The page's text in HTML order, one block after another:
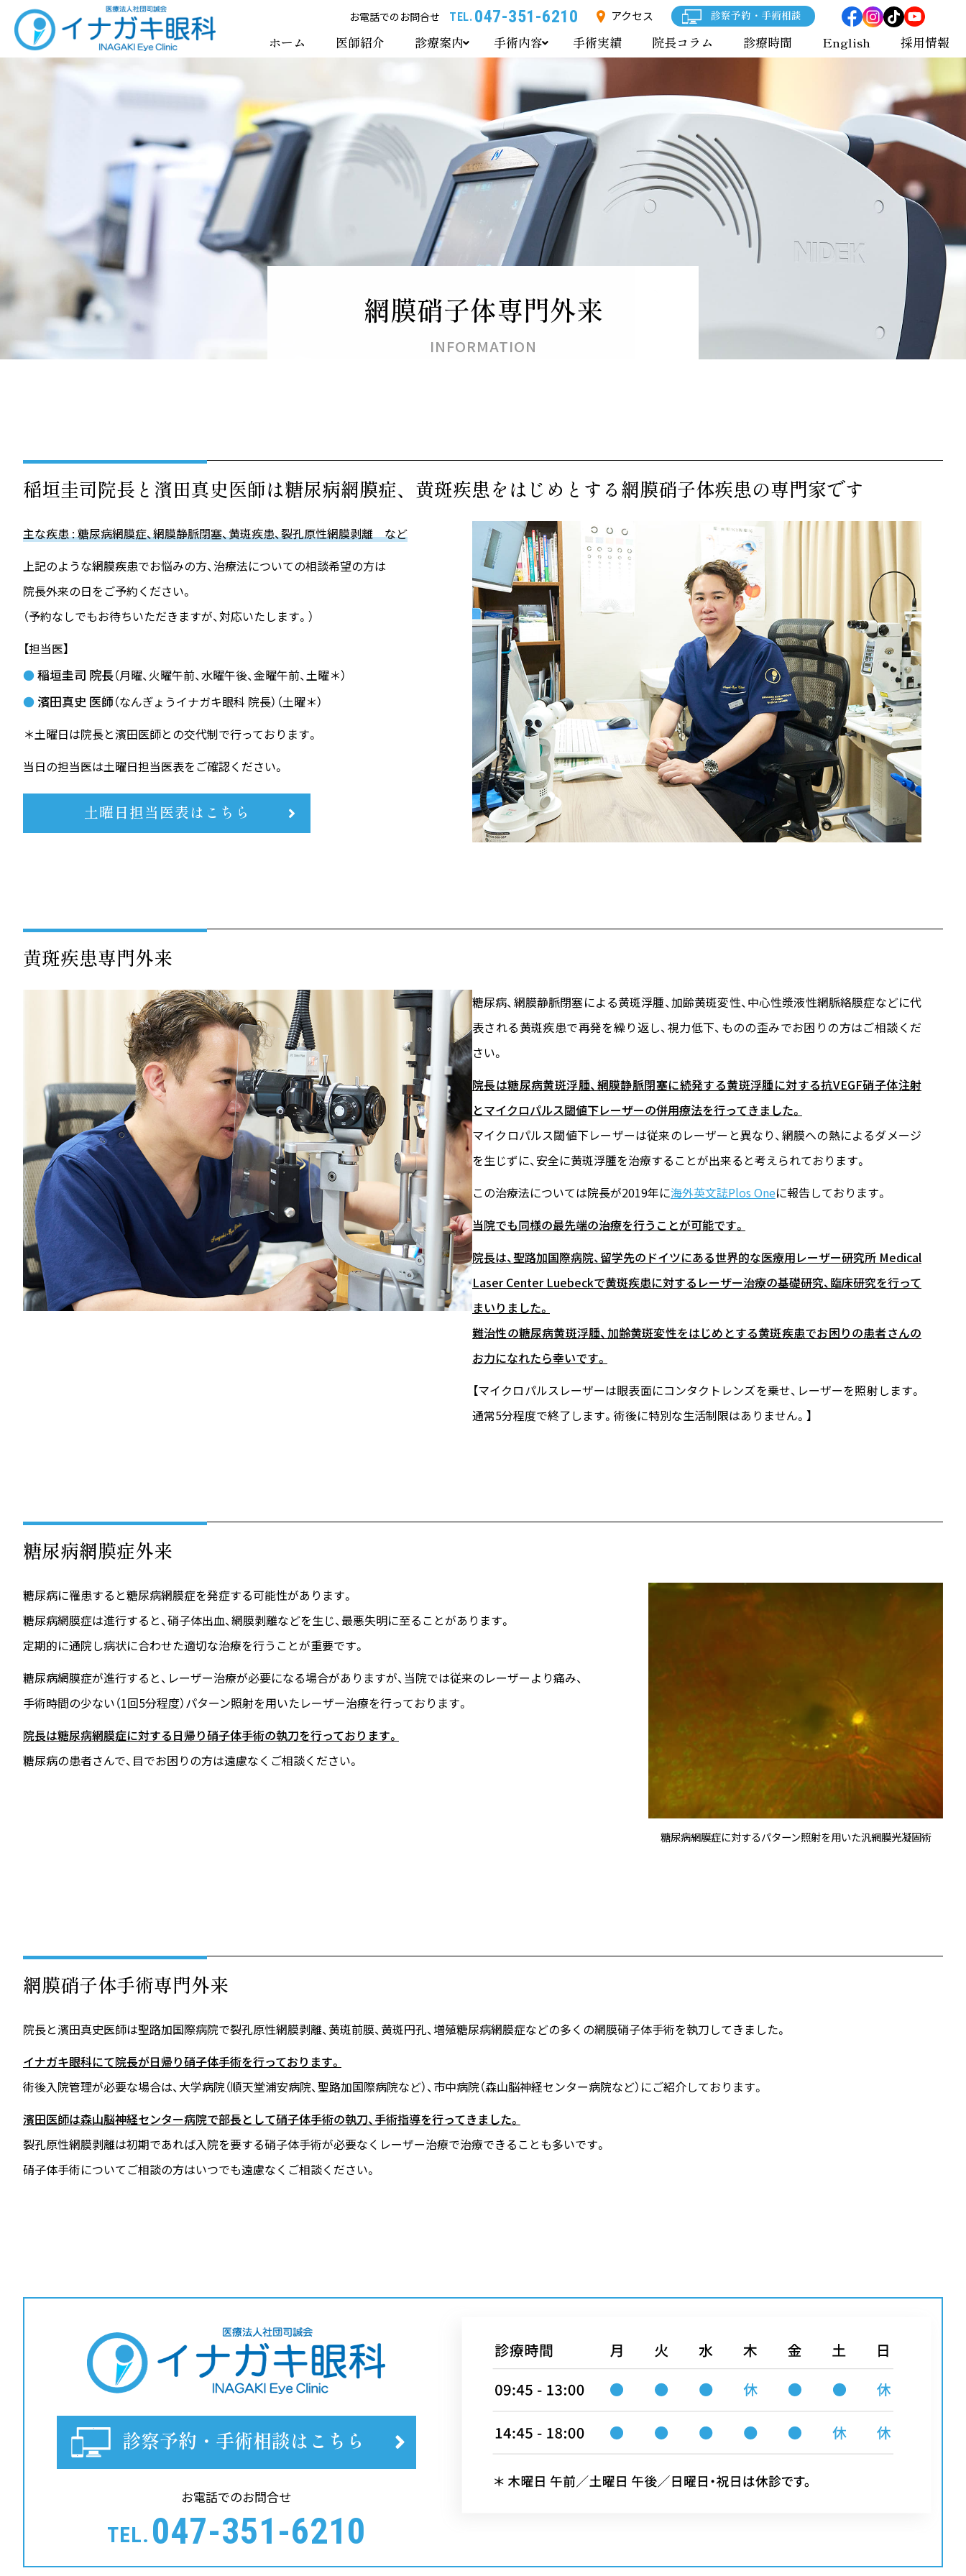
イナガキ眼科 お電話でのお問合せ TEL. 047-351-6210 アクセス 診察予約・手術相談
ホーム 医師紹介 診療案内
緑内障専門外来
小児眼科
手術内容
IPLレーザー治療
低侵襲レーザー治療
眼瞼手術
眼内コンタクトレンズ治療 : ICL
手術実績 院長コラム 診療時間 English 採用情報
網膜硝子体専門外来
INFORMATION
稲垣圭司院長と濱田真史医師は糖尿病網膜症、黄斑疾患をはじめとする網膜硝子体疾患の専門家です
主な疾患 : 糖尿病網膜症、網膜静脈閉塞、黄斑疾患、裂孔原性網膜剥離 など
上記のような網膜疾患でお悩みの方、治療法についての相談希望の方は
院長外来の日をご予約ください。
（予約なしでもお待ちいただきますが、対応いたします。）
【担当医】
●稲垣圭司 院長（月曜、火曜午前、水曜午後、金曜午前、土曜＊）
● 濱田真史 医師（なんぎょうイナガキ眼科 院長）（土曜＊）
＊土曜日は院長と濱田医師との交代制で行っております。
当日の担当医は土曜日担当医表をご確認ください。
土曜日担当医表はこちら
黄斑疾患専門外来
糖尿病、網膜静脈閉塞による黄斑浮腫、加齢黄斑変性、中心性漿液性網脈絡膜症などに代
表される黄斑疾患で再発を繰り返し、視力低下、ものの歪みでお困りの方はご相談くだ
さい。
院長は糖尿病黄斑浮腫、網膜静脈閉塞に続発する黄斑浮腫に対する抗VEGF硝子体注射
とマイクロパルス閾値下レーザーの併用療法を行ってきました。
マイクロパルス閾値下レーザーは従来のレーザーと異なり、網膜への熱によるダメージ
を生じずに、安全に黄斑浮腫を治療することが出来ると考えられております。
この治療法については院長が2019年に海外英文誌Plos Oneに報告しております。
当院でも同様の最先端の治療を行うことが可能です。
院長は、聖路加国際病院、留学先のドイツにある世界的な医療用レーザー研究所 Medical
Laser Center Luebeckで黄斑疾患に対するレーザー治療の基礎研究、臨床研究を行って
まいりました。
難治性の糖尿病黄斑浮腫、加齢黄斑変性をはじめとする黄斑疾患でお困りの患者さんの
お力になれたら幸いです。
【マイクロパルスレーザーは眼表面にコンタクトレンズを乗せ、レーザーを照射します。
通常5分程度で終了します。 術後に特別な生活制限はありません。】
糖尿病網膜症外来
糖尿病網膜症に対するパターン照射を用いた汎網膜光凝固術
糖尿病に罹患すると糖尿病網膜症を発症する可能性があります。
糖尿病網膜症は進行すると、硝子体出血、網膜剥離などを生じ、最悪失明に至ることがあります。
定期的に通院し病状に合わせた適切な治療を行うことが重要です。
糖尿病網膜症が進行すると、レーザー治療が必要になる場合がありますが、当院では従来のレーザーより痛み、
手術時間の少ない（1回5分程度）パターン照射を用いたレーザー治療を行っております。
院長は糖尿病網膜症に対する日帰り硝子体手術の執刀を行っております。
糖尿病の患者さんで、目でお困りの方は遠慮なくご相談ください。
網膜硝子体手術専門外来
院長と濱田真史医師は聖路加国際病院で裂孔原性網膜剥離、黄斑前膜、黄斑円孔、増殖糖尿病網膜症などの多くの網膜硝子体手術を執刀してきました。
イナガキ眼科にて院長が日帰り硝子体手術を行っております。
術後入院管理が必要な場合は、大学病院（順天堂浦安病院、聖路加国際病院など）、市中病院（森山脳神経センター病院など）にご紹介しております。
濱田医師は森山脳神経センター病院で部長として硝子体手術の執刀、手術指導を行ってきました。
裂孔原性網膜剥離は初期であれば入院を要する硝子体手術が必要なくレーザー治療で治療できることも多いです。
硝子体手術についてご相談の方はいつでも遠慮なくご相談ください。
診察予約・手術相談はこちら
お電話でのお問合せ
TEL. 047-351-6210